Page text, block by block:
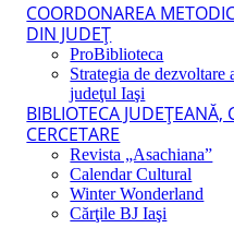
COORDONAREA
DIN JUDEŢ
ProBiblioteca
Strategia de
judeţul Iaşi
BIBLIOTECA JUDEŢEANĂ,
CERCETARE
Revista „Asachiana”
Calendar Cultural
Winter Wonderland
Cărţile BJ Iaşi